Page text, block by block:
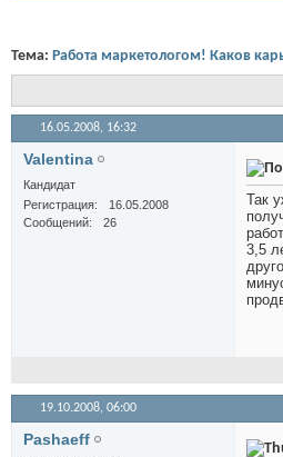
Тема: Работа маркетологом! Каков
16.05.2008, 16:32
Valentina
Кандидат
Регистрация
16.05.2008
Сообщений
26
Так
3,5
19.10.2008, 06:00
Pashaeff